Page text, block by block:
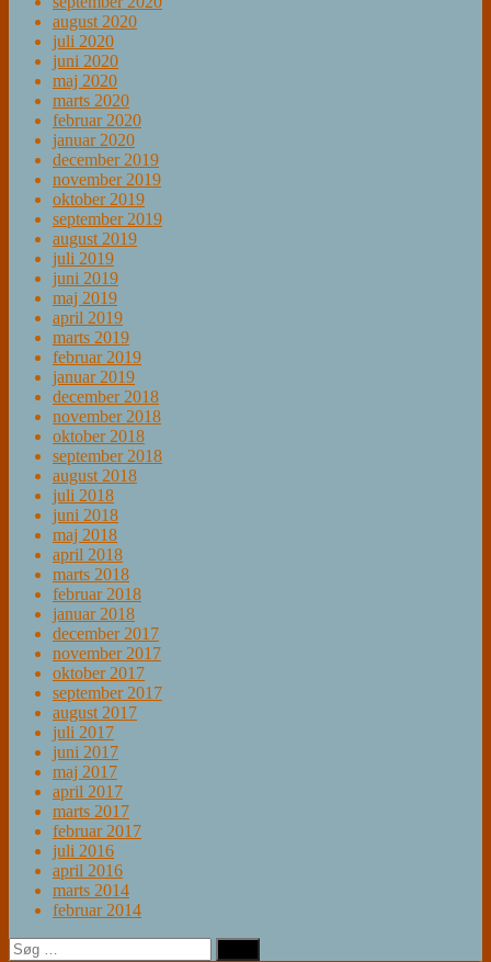
august 2020
juli 2020
juni 2020
maj 2020
marts 2020
februar 2020
januar 2020
december 2019
november 2019
oktober 2019
september 2019
august 2019
juli 2019
juni 2019
maj 2019
april 2019
marts 2019
februar 2019
januar 2019
december 2018
november 2018
oktober 2018
september 2018
august 2018
juli 2018
juni 2018
maj 2018
april 2018
marts 2018
februar 2018
januar 2018
december 2017
november 2017
oktober 2017
september 2017
august 2017
juli 2017
juni 2017
maj 2017
april 2017
marts 2017
februar 2017
juli 2016
april 2016
marts 2014
februar 2014
Søg